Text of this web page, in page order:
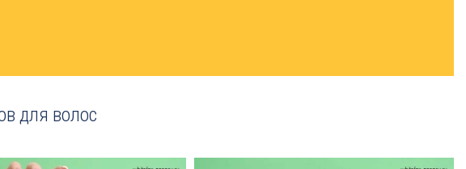
для волос